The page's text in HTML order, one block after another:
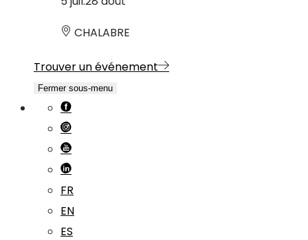
CHALABRE
Trouver un événement
Fermer sous-menu
FR
EN
ES